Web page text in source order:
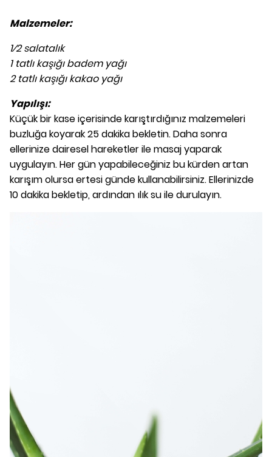
Malzemeler:
1⁄2 salatalık
1 tatlı kaşığı badem yağı
2 tatlı kaşığı kakao yağı
Yapılışı:
Küçük bir kase içerisinde karıştırdığınız malzemeleri
buzluğa koyarak 25 dakika bekletin. Daha sonra
ellerinize dairesel hareketler ile masaj yaparak
uygulayın. Her gün yapabileceğiniz bu kürden artan
karışım olursa ertesi günde kullanabilirsiniz. Ellerinizde
10 dakika bekletip, ardından ılık su ile durulayın.